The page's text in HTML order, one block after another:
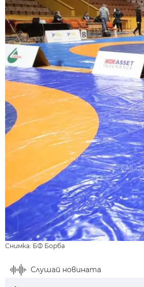
Снимка: БФ Борба
Слушай новината